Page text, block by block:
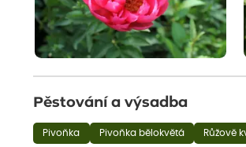
Pěstování a výsadba
Pivoňka Pivoňka bělokvětá Růžově